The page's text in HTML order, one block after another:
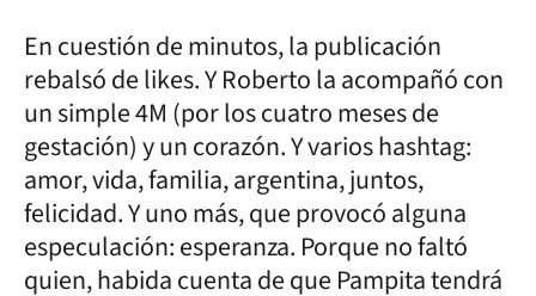
En cuestión de minutos, la publicación
rebalsó de likes. Y Roberto la acompañó con
un simple 4M (por los cuatro meses de
gestación) y un corazón. Y varios hashtag:
amor, vida, familia, argentina, juntos,
felicidad. Y uno más, que provocó alguna
especulación: esperanza. Porque no faltó
quien, habida cuenta de que Pampita tendrá